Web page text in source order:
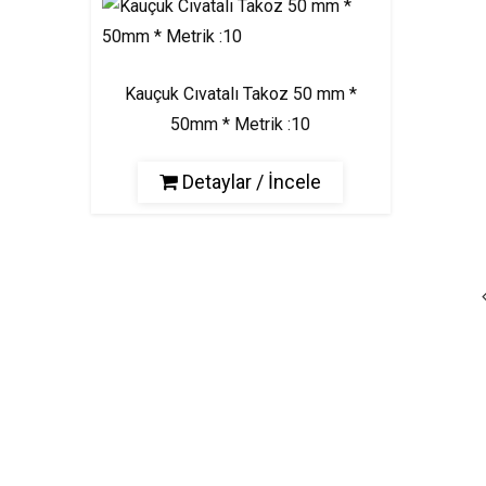
Kauçuk Cıvatalı Takoz 50 mm *
50mm * Metrik :10
Detaylar / İncele